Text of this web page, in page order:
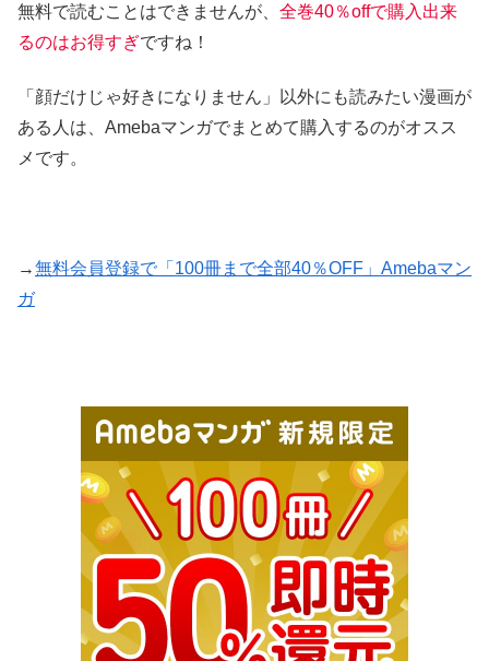
無料で読むことはできませんが、 全巻40％offで購入出来
るのはお得すぎですね！
「顔だけじゃ好きになりません」以外にも読みたい漫画が
ある人は、Amebaマンガでまとめて購入するのがオスス
メです。
→無料会員登録で「100冊まで全部40％OFF」Amebaマン
ガ